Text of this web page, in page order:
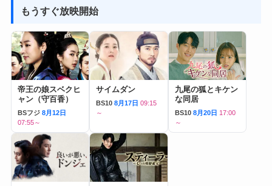
もうすぐ放映開始
帝王の娘スベクヒ
ャン（守百香）
BSフジ 8月12日
07:55～
サイムダン
BS10 8月17日 09:15
～
九尾の狐とキケン
な同居
BS10 8月20日 17:00
～